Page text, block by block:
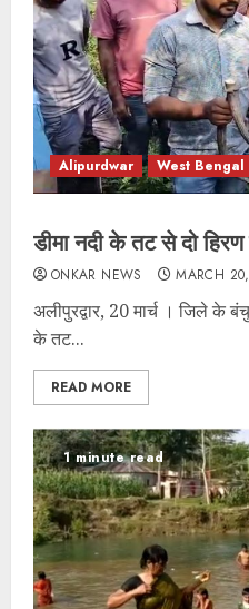
Alipurdwar West Bengal
डीमा नदी के तट से दो हिरण
ONKAR NEWS MARCH
अलीपुरद्वार, 20 मार्च । जिले के
के तट...
READ MORE
1 minute read